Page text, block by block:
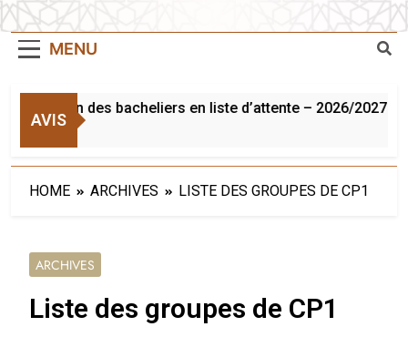
MENU
AVIS
Inscription des bacheliers en liste d’attente – 2026/2027
3 Août 2026
HOME ARCHIVES LISTE DES GROUPES DE CP1
ARCHIVES
Liste des groupes de CP1